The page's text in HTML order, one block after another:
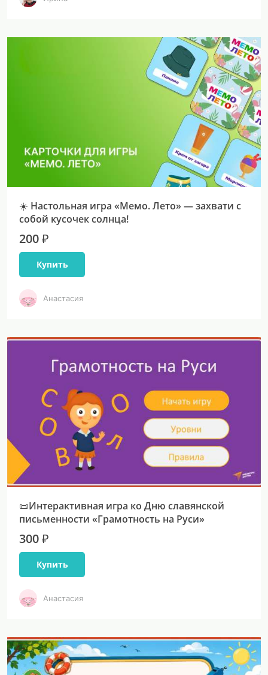
☀️ Настольная игра «Мемо. Лето» — захвати с
собой кусочек солнца!
200 ₽
Купить
Анастасия
📜Интерактивная игра ко Дню славянской
письменности «Грамотность на Руси»
300 ₽
Купить
Анастасия